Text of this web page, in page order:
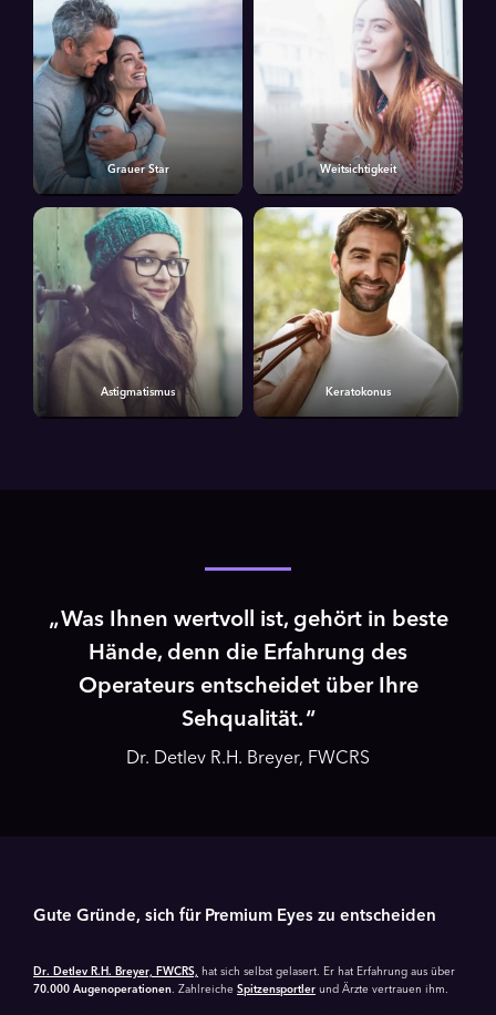
Grauer Star Weitsichtigkeit
Astigmatismus Keratokonus
Was Ihnen wertvoll ist, gehört in beste
Hände, denn die Erfahrung des
Operateurs entscheidet über Ihre
Sehqualität.
Dr. Detlev R.H. Breyer, FWCRS
Gute Gründe, sich für Premium Eyes zu entscheiden
Dr. Detlev R.H. Breyer, FWCRS, hat sich selbst gelasert. Er hat Erfahrung aus über
70.000 Augen­operationen. Zahlreiche Spitzensportler und Ärzte vertrauen ihm.